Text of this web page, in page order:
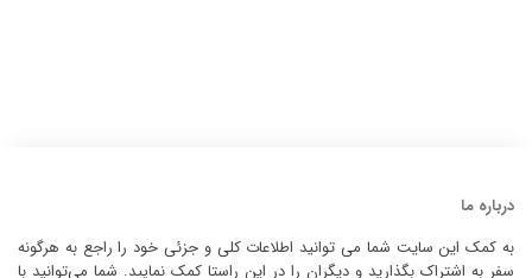
درباره ما
به کمک این سایت شما می توانید اطلاعات کلی و جزئی خود را راجع به هرگونه
سفر به اشتراک بگذارید و دیگران را در این راستا کمک نمایید. شما می‌توانید با